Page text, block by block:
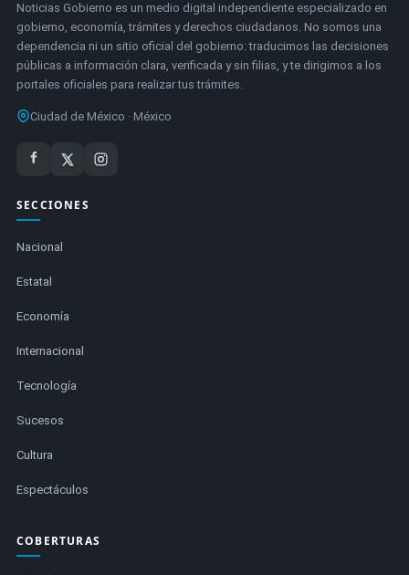
Noticias Gobierno es un medio digital independiente especializado en
gobierno, economía, trámites y derechos ciudadanos. No somos una
dependencia ni un sitio oficial del gobierno: traducimos las decisiones
públicas a información clara, verificada y sin filias, y te dirigimos a los
portales oficiales para realizar tus trámites.
Ciudad de México · México
SECCIONES
Nacional
Estatal
Economía
Internacional
Tecnología
Sucesos
Cultura
Espectáculos
COBERTURAS